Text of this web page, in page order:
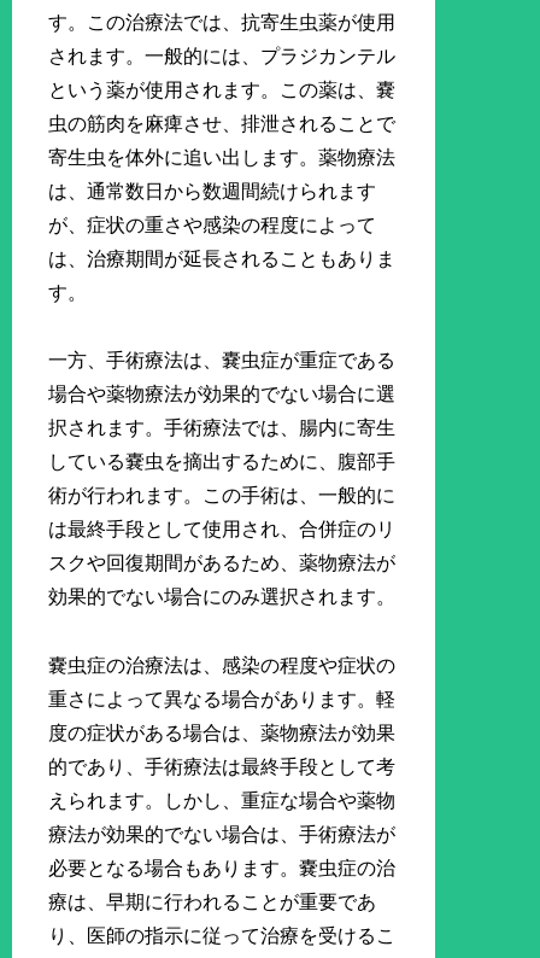
す。この治療法では、抗寄生虫薬が使用
されます。一般的には、プラジカンテル
という薬が使用されます。この薬は、嚢
虫の筋肉を麻痺させ、排泄されることで
寄生虫を体外に追い出します。薬物療法
は、通常数日から数週間続けられます
が、症状の重さや感染の程度によって
は、治療期間が延長されることもありま
す。
一方、手術療法は、嚢虫症が重症である
場合や薬物療法が効果的でない場合に選
択されます。手術療法では、腸内に寄生
している嚢虫を摘出するために、腹部手
術が行われます。この手術は、一般的に
は最終手段として使用され、合併症のリ
スクや回復期間があるため、薬物療法が
効果的でない場合にのみ選択されます。
嚢虫症の治療法は、感染の程度や症状の
重さによって異なる場合があります。軽
度の症状がある場合は、薬物療法が効果
的であり、手術療法は最終手段として考
えられます。しかし、重症な場合や薬物
療法が効果的でない場合は、手術療法が
必要となる場合もあります。嚢虫症の治
療は、早期に行われることが重要であ
り、医師の指示に従って治療を受けるこ